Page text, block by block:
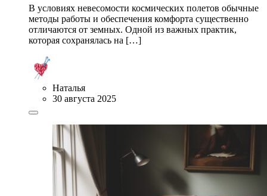
В условиях невесомости космических полетов обычные
методы работы и обеспечения комфорта существенно
отличаются от земных. Одной из важных практик,
которая сохранялась на […]
Наталья
30 августа 2025